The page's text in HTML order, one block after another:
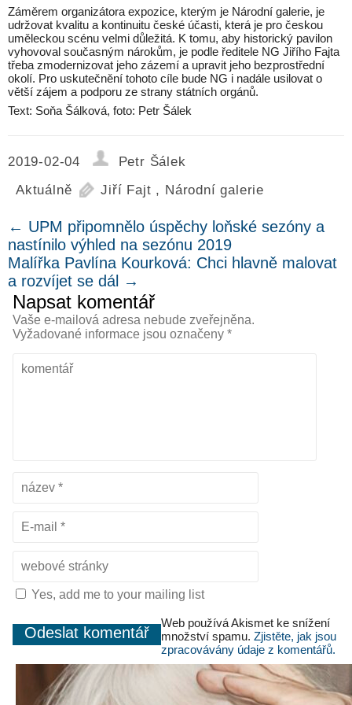
Záměrem organizátora expozice, kterým je Národní galerie, je
udržovat kvalitu a kontinuitu české účasti, která je pro českou
uměleckou scénu velmi důležitá. K tomu, aby historický pavilon
vyhovoval současným nárokům, je podle ředitele NG Jiřího Fajta
třeba zmodernizovat jeho zázemí a upravit jeho bezprostřední
okolí. Pro uskutečnění tohoto cíle bude NG i nadále usilovat o
větší zájem a podporu ze strany státních orgánů.
Text: Soňa Šálková, foto: Petr Šálek
2019-02-04
Petr Šálek
Aktuálně
Jiří Fajt , Národní galerie
← UPM připomnělo úspěchy loňské sezóny a
nastínilo výhled na sezónu 2019
Malířka Pavlína Kourková: Chci hlavně malovat
a rozvíjet se dál
→
Napsat komentář
Vaše e-mailová adresa nebude zveřejněna.
Vyžadované informace jsou označeny *
Yes, add me to your mailing list
Web používá Akismet ke snížení
množství spamu. Zjistěte, jak jsou
zpracovávány údaje z komentářů.